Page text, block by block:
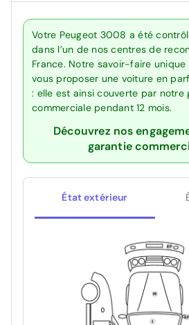
Votre Peugeot 3008 a été
dans l’un de nos centres de
France. Notre savoir-faire
vous proposer une voiture en
: elle est ainsi couverte par notre
commerciale pendant 12 mois.
Découvrez nos
garantie
État extérieur